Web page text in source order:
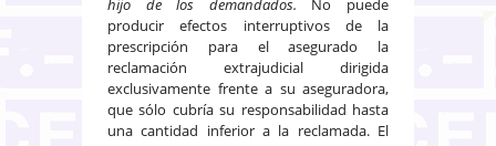
hijo de los demandados. No puede
producir efectos interruptivos de la
prescripción para el asegurado la
reclamación extrajudicial dirigida
exclusivamente frente a su aseguradora,
que sólo cubría su responsabilidad hasta
una cantidad inferior a la reclamada. El